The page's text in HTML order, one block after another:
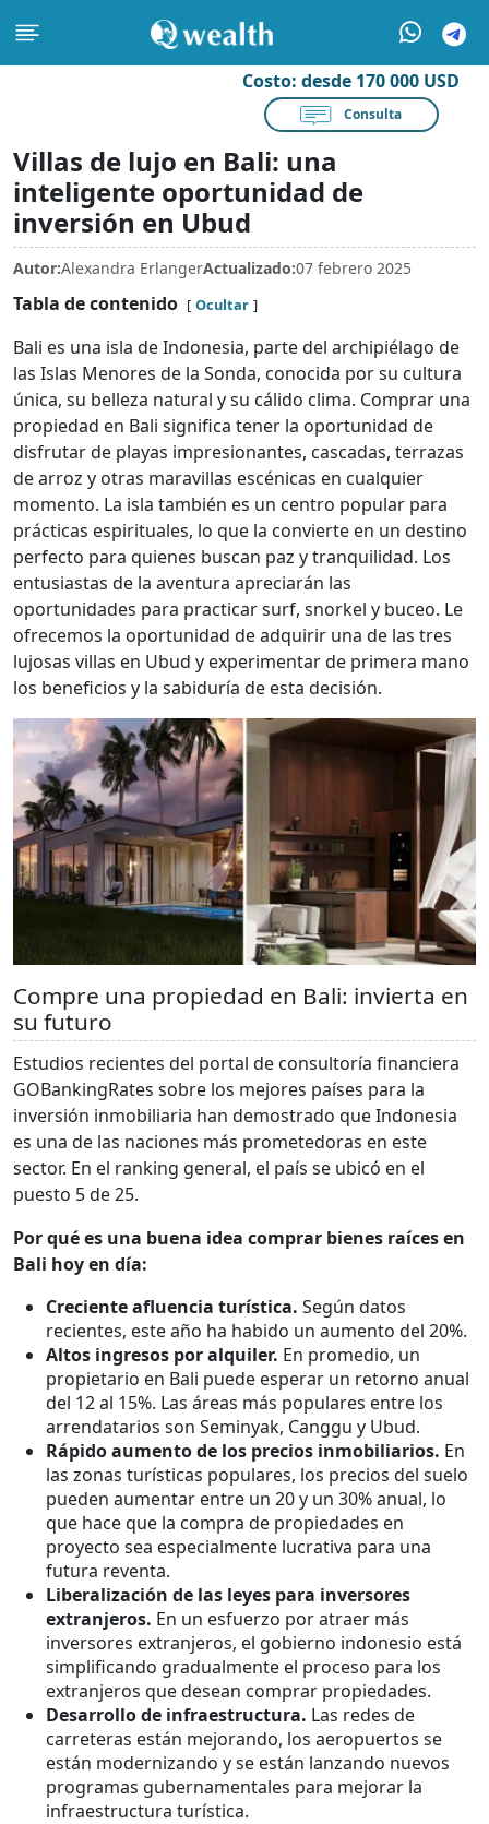
Costo: desde 170 000 USD
Consulta
Villas de lujo en Bali: una
inteligente oportunidad de
inversión en Ubud
Autor:Alexandra ErlangerActualizado:07 febrero 2025
Tabla de contenido Ocultar
Bali es una isla de Indonesia, parte del archipiélago de
las Islas Menores de la Sonda, conocida por su cultura
única, su belleza natural y su cálido clima. Comprar una
propiedad en Bali significa tener la oportunidad de
disfrutar de playas impresionantes, cascadas, terrazas
de arroz y otras maravillas escénicas en cualquier
momento. La isla también es un centro popular para
prácticas espirituales, lo que la convierte en un destino
perfecto para quienes buscan paz y tranquilidad. Los
entusiastas de la aventura apreciarán las
oportunidades para practicar surf, snorkel y buceo. Le
ofrecemos la oportunidad de adquirir una de las tres
lujosas villas en Ubud y experimentar de primera mano
los beneficios y la sabiduría de esta decisión.
Compre una propiedad en Bali: invierta en
su futuro
Estudios recientes del portal de consultoría financiera
GOBankingRates sobre los mejores países para la
inversión inmobiliaria han demostrado que Indonesia
es una de las naciones más prometedoras en este
sector. En el ranking general, el país se ubicó en el
puesto 5 de 25.
Por qué es una buena idea comprar bienes raíces en
Bali hoy en día:
Creciente afluencia turística. Según datos
recientes, este año ha habido un aumento del 20%.
Altos ingresos por alquiler. En promedio, un
propietario en Bali puede esperar un retorno anual
del 12 al 15%. Las áreas más populares entre los
arrendatarios son Seminyak, Canggu y Ubud.
Rápido aumento de los precios inmobiliarios. En
las zonas turísticas populares, los precios del suelo
pueden aumentar entre un 20 y un 30% anual, lo
que hace que la compra de propiedades en
proyecto sea especialmente lucrativa para una
futura reventa.
Liberalización de las leyes para inversores
extranjeros. En un esfuerzo por atraer más
inversores extranjeros, el gobierno indonesio está
simplificando gradualmente el proceso para los
extranjeros que desean comprar propiedades.
Desarrollo de infraestructura. Las redes de
carreteras están mejorando, los aeropuertos se
están modernizando y se están lanzando nuevos
programas gubernamentales para mejorar la
infraestructura turística.